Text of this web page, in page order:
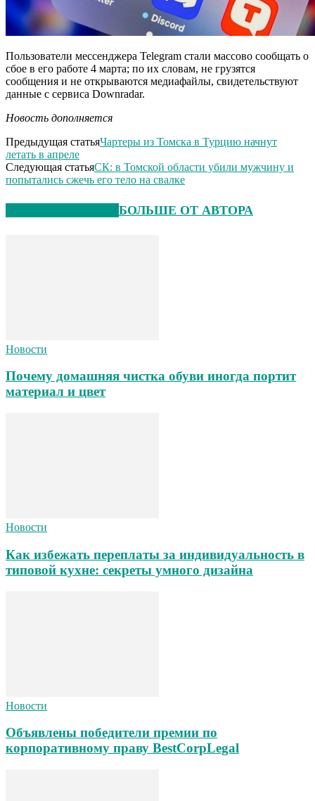
Пользователи мессенджера Telegram стали массово сообщать о
сбое в его работе 4 марта; по их словам, не грузятся
сообщения и не открываются медиафайлы, свидетельствуют
данные с сервиса Downradar.
Новость дополняется
Предыдущая статьяЧартеры из Томска в Турцию начнут
летать в апреле
Следующая статьяСК: в Томской области убили мужчину и
попытались сжечь его тело на свалке
БОЛЬШЕ ОТ АВТОРА
Новости
Почему домашняя чистка обуви иногда портит
материал и цвет
Новости
Как избежать переплаты за индивидуальность в
типовой кухне: секреты умного дизайна
Новости
Объявлены победители премии по
корпоративному праву BestCorpLegal